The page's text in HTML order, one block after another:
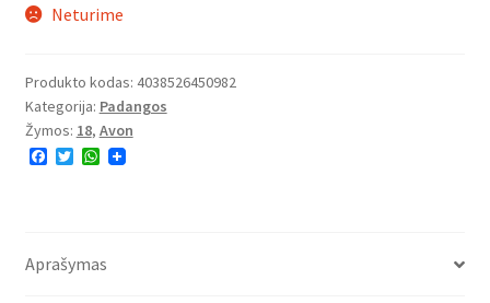
Neturime
Produkto kodas: 4038526450982
Kategorija: Padangos
Žymos: 18, Avon
F
o
T
r
W
p
Aprašymas